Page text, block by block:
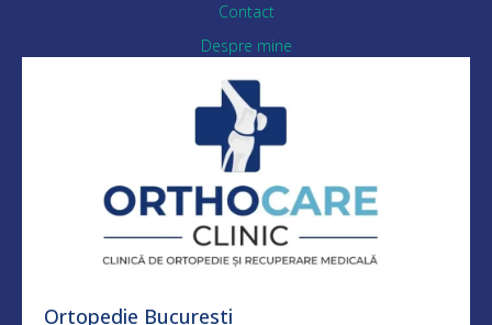
Contact
Despre mine
Ortopedie Bucuresti